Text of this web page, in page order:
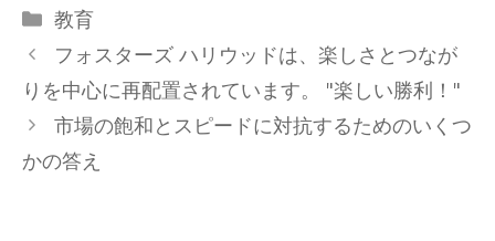
カ
テ
ゴ
リ
ー
教育
フォスターズ ハリウッドは、楽しさとつなが
りを中心に再配置されています。 "楽しい勝利！"
市場の飽和とスピードに対抗するためのいくつ
かの答え